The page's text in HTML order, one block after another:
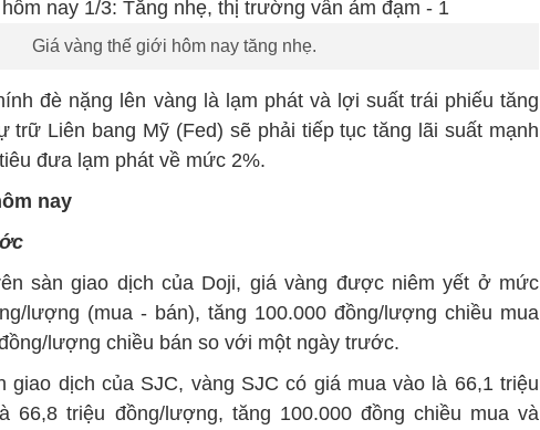
Giá vàng thế giới hôm nay tăng nhẹ.
đè nặng lên vàng là lạm phát và lợi suất trái phiếu tăng
trữ Liên bang Mỹ (Fed) sẽ phải tiếp tục tăng lãi suất mạnh
đưa lạm phát về mức 2%.
nay
sàn giao dịch của Doji, giá vàng được niêm yết ở mức
lượng (mua - bán), tăng 100.000 đồng/lượng chiều mua
lượng chiều bán so với một ngày trước.
giao dịch của SJC, vàng SJC có giá mua vào là 66,1 triệu
66,8 triệu đồng/lượng, tăng 100.000 đồng chiều mua và